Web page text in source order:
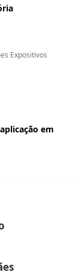
Expositivos
em